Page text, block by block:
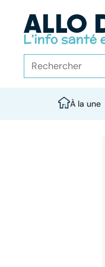
À la une